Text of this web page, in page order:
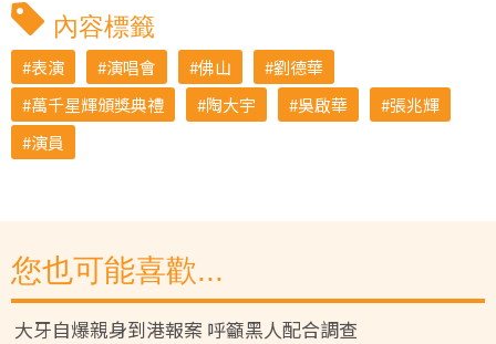
內容標籤
表演 演唱會 佛山
劉德華
萬千星輝頒獎典禮
陶大宇 吳啟華
張兆輝
演員
您也可能喜歡...
大牙自爆親身到港報案 呼籲黑人配合調查